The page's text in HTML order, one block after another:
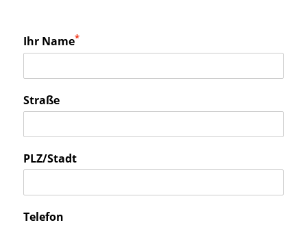
Ihr Name*
Straße
PLZ/Stadt
Telefon